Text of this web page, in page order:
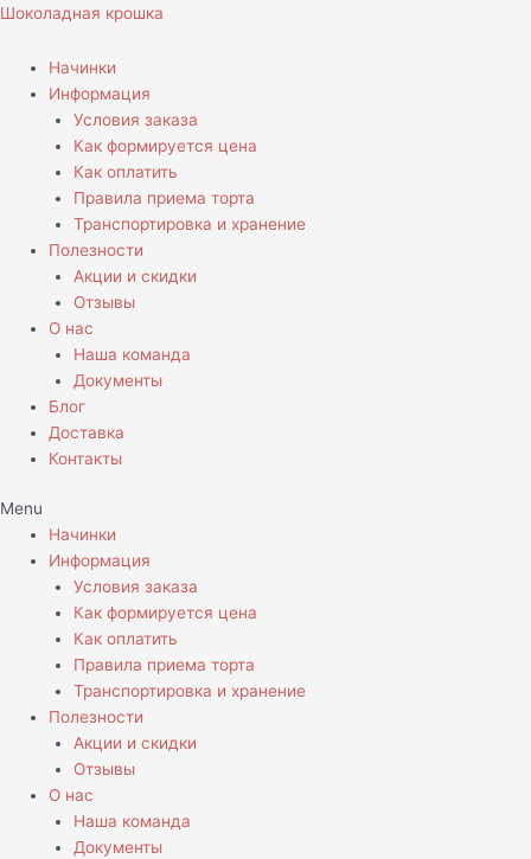
Перейти
содержимому
Шоколадная крошка
Начинки
Информация
Условия заказа
Как формируется цена
Как оплатить
Правила приема торта
Транспортировка и хранение
Полезности
Акции и скидки
Отзывы
О нас
Наша команда
Документы
Блог
Доставка
Контакты
Menu
Начинки
Информация
Условия заказа
Как формируется цена
Как оплатить
Правила приема торта
Транспортировка и хранение
Полезности
Акции и скидки
Отзывы
О нас
Наша команда
Документы